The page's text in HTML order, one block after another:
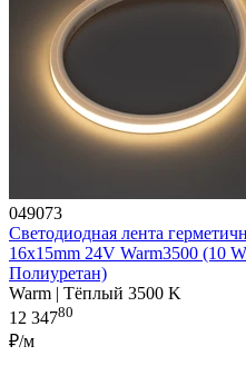
049073
Светодиодная лента
16x15mm 24V Warm3500 (10
Полиуретан)
Warm | Тёплый 3500 K
12 34780
₽/м